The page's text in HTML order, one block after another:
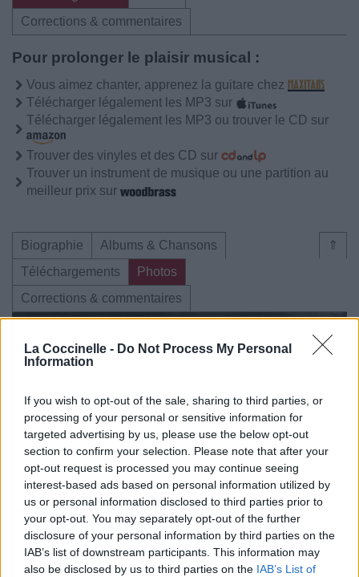
La Coccinelle - Do Not Process My Personal
Information
If you wish to opt-out of the sale, sharing to third parties, or
processing of your personal or sensitive information for
targeted advertising by us, please use the below opt-out
section to confirm your selection. Please note that after your
opt-out request is processed you may continue seeing
interest-based ads based on personal information utilized by
us or personal information disclosed to third parties prior to
your opt-out. You may separately opt-out of the further
disclosure of your personal information by third parties on the
IAB’s list of downstream participants. This information may
also be disclosed by us to third parties on the IAB’s List of
Corrections & commentaires
Pour prolonger le plaisir musical :
Vous aimez chanter, apprenez la guitare chez
Télécharger légalement les MP3 sur
Télécharger légalement les MP3 ou trouver le CD sur
Trouver des vinyles et des CD sur
Trouver un instrument de musique ou une partition au
meilleur prix sur
⇑
Biographie
Albums & Chansons
Téléchargements
Photos
Corrections & commentaires